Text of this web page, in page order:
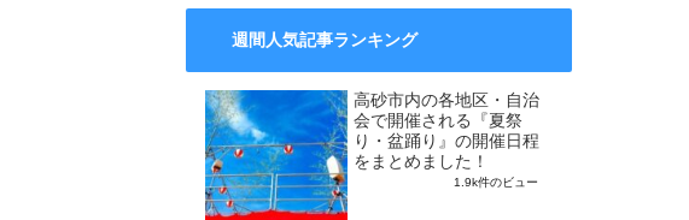
週間人気記事ランキング
高砂市内の各地区・自治
会で開催される『夏祭
り・盆踊り』の開催日程
をまとめました！
1.9k件のビュー